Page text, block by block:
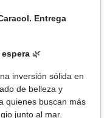
Entrega
🌿
inversión sólida en
de belleza y
quienes buscan más
junto al mar.